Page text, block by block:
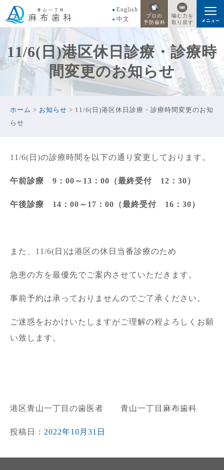
English
中文
プロの
予防歯科
噛む力を
取り戻す
11/6(日)港区休日診療・診療時
間変更のお知らせ
ホーム > お知らせ > 11/6(日)港区休日診療・診療時間変更のお知
らせ
11/6(日)の診療時間を以下の通り変更しております。
午前診療 9：00～13：00（最終受付 12：30）
午後診療 14：00～17：00（最終受付 16：30）
また、11/6(日)は港区の休日当番診療のため
急患の方を最優先でご案内させていただきます。
事前予約は承っておりませんのでご了承ください。
ご迷惑をおかけいたしますがご理解の程よろしくお願
い致します。
港区青山一丁目の歯医者 青山一丁目麻布歯科
投稿日： 2022年10月31日